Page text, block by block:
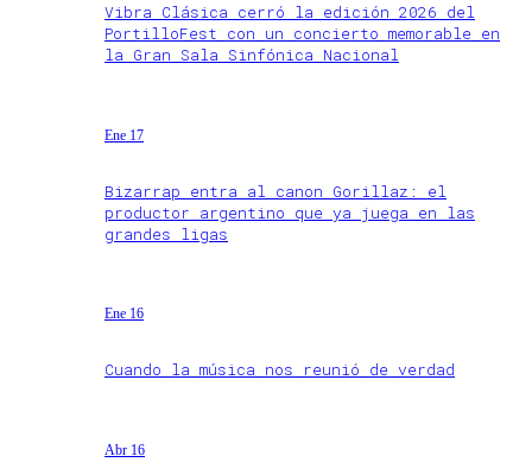
Vibra Clásica cerró la edición 2026 del
PortilloFest con un concierto memorable en
la Gran Sala Sinfónica Nacional
Ene 17
Bizarrap entra al canon Gorillaz: el
productor argentino que ya juega en las
grandes ligas
Ene 16
Cuando la música nos reunió de verdad
Abr 16